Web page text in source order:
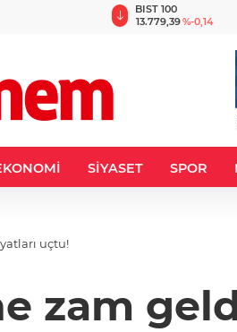
BIST 100
13.779,39%-0,14
SİYASET SPOR
uçtu!
zam